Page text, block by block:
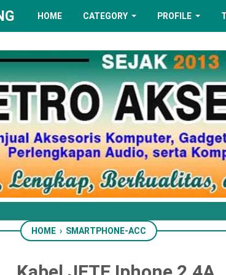
HOME CATEGORY PROFILE
HOME › SMARTPHONE-ACC